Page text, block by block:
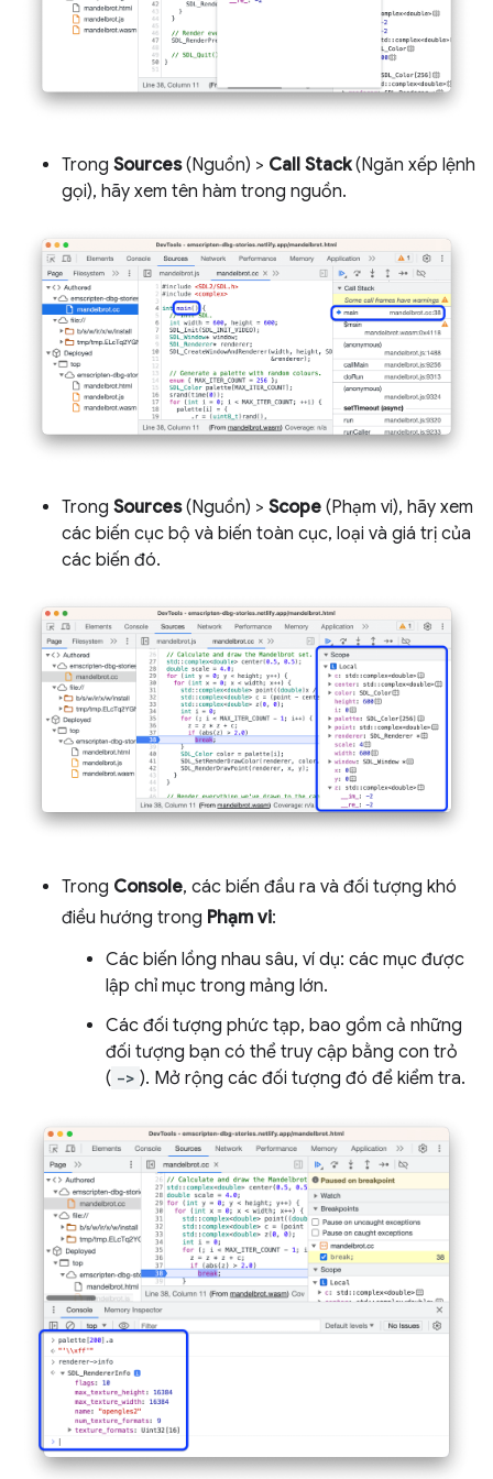
Trong Sources(Nguồn) > Call Stack(Ngăn xếp lệnh
gọi), hãy xem tên hàm trong nguồn.
Trong Sources(Nguồn) > Scope (Phạm vi), hãy xem
các biến cục bộ và biến toàn cục, loại và giá trị của
các biến đó.
Trong Console, các biến đầu ra và đối tượng khó
điều hướng trong Phạm vi:
Các biến lồng nhau sâu, ví dụ: các mục được
lập chỉ mục trong mảng lớn.
Các đối tượng phức tạp, bao gồm cả những
đối tượng bạn có thể truy cập bằng con trỏ
( -> ). Mở rộng các đối tượng đó để kiểm tra.